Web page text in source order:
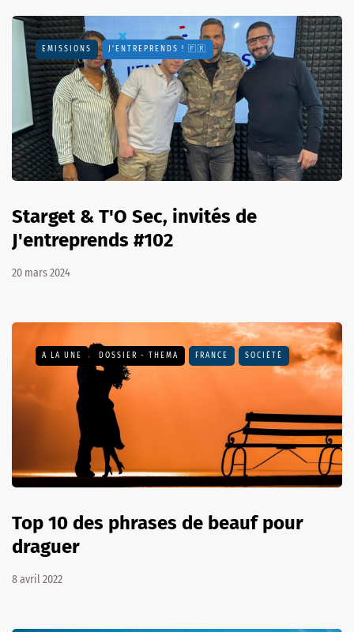
EMISSIONS J'ENTREPRENDS ! 🇫🇷
Starget & T'O Sec, invités de
J'entreprends #102
20 mars 2024
A LA UNE DOSSIER - THEMA FRANCE SOCIÉTÉ
Top 10 des phrases de beauf pour
draguer
8 avril 2022